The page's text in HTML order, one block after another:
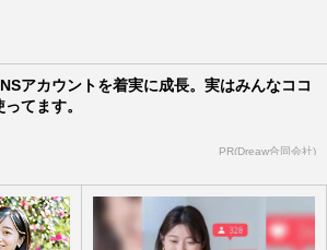
アカウントを着実に成長。実はみんなココ
ってます。
PR(Dreaw合同会社)